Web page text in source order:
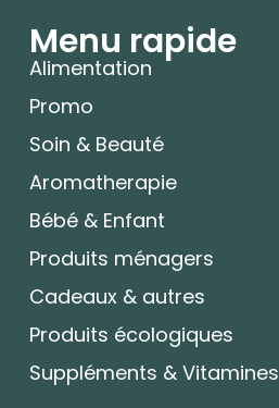
Menu rapide
Alimentation
Promo
Soin & Beauté
Aromatherapie
Bébé & Enfant
Produits ménagers
Cadeaux & autres
Produits écologiques
Suppléments & Vitamines